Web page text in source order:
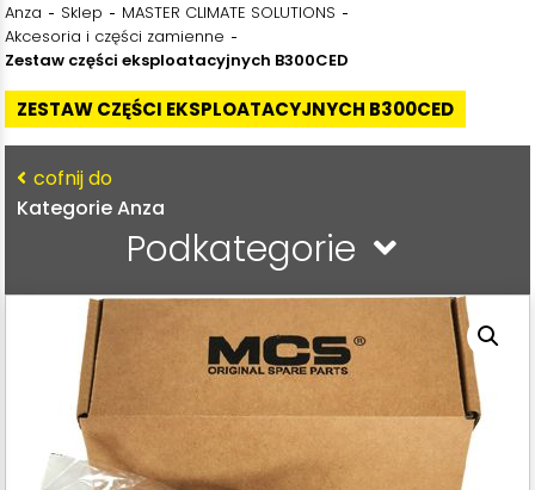
Anza Sklep
MASTER CLIMATE SOLUTIONS
Akcesoria i części zamienne
Zestaw części eksploatacyjnych B300CED
ZESTAW CZĘŚCI EKSPLOATACYJNYCH B300CED
Podkategorie
cofnij do
Kategorie Anza